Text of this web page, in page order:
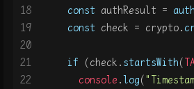
18
19
20
21
22
const authResult =
const check = crypto.
if (check. startsWith(
console .log(